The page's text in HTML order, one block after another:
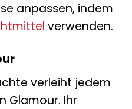
anpassen, indem
verwenden.
verleiht jedem
Glamour. Ihr